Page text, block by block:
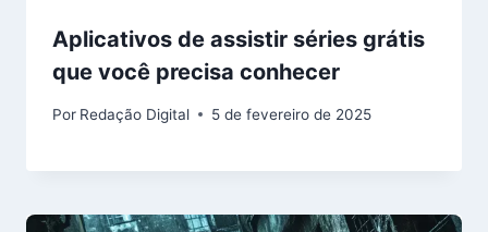
Aplicativos de assistir séries grátis
que você precisa conhecer
Por Redação Digital 5 de fevereiro de 2025